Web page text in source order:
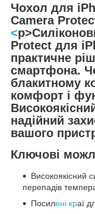
Чохол для
Camera
<
Protect для
практичне
смартфона.
блакитному
комфорт і
надійний
вашого
Ключові
Високоякісний
перепадів
Посилені краї